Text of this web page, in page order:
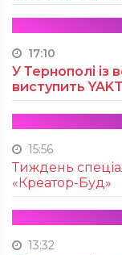
17:10
У Тернополі із
виступить
15:56
Тиждень
«Креатор-Буд»
13:32